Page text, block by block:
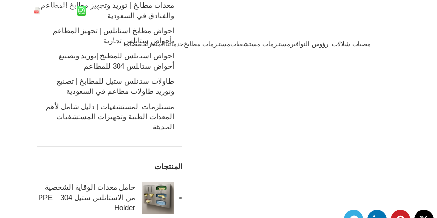
واتساب ملفات الشركة
مصبات شلالات رؤوس النوافير مستلزمات مستشفياتمستلزمات مطابخخدماتناالمتجر تخفيضات
معدات مطابخ | توريد وتجهيز مطابخ المطاعم
والفنادق في السعودية
احواض مطابخ استانلس | تجهيز المطاعم
بأحواض ستانلس تجارية
احواض استانلس للمطبخ |توريد وتصنيع
أحواض ستانلس 304 للمطاعم
طاولات ستانلس ستيل للمطابخ | تصنيع
وتوريد طاولات مطاعم في السعودية
مستلزمات المستشفيات | دليل شامل لأهم
المعدات الطبية وتجهيزات المستشفيات
الحديثة
المنتجات
حامل معدات الوقاية الشخصية
من الاستانلس ستيل 304 – PPE
Holder